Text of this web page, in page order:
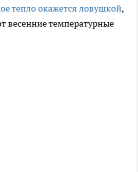
тепло окажется ловушкой,
весенние температурные